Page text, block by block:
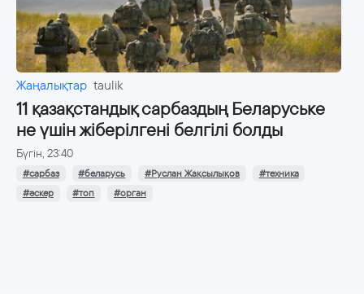
Жаңалықтар taulik
11 қазақстандық сарбаздың Беларуське
не үшін жіберілгені белгілі болды
Бүгін, 23:40
#сарбаз #беларусь #Руслан Жақсылықов
#техника
#әскер
#топ #орган